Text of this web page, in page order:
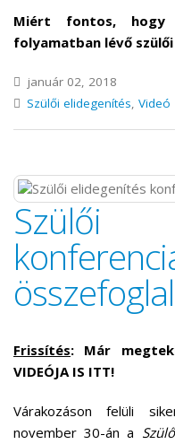
Miért fontos, hogy
folyamatban lévő
január 02, 2018
Szülői elidegenítés, Videó
Szülői
Frissítés: Már
VIDEÓJA IS ITT!
Várakozáson felüli
november 30-án a